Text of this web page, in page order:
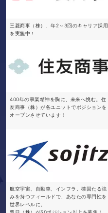
三菱商事（株）、年2～3回のキャリア採用
を実施中！
400年の事業精神を胸に、未来へ挑む。住
友商事（株）が各ユニットでポジションを
オープンさせています！
航空宇宙、自動車、インフラ。確固たる強
みを持つフィールドで、あなたの専門性を
世界レベルに。